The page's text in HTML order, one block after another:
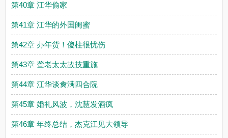
第40章 江华偷家
第41章 江华的外国闺蜜
第42章 办年货！傻柱很忧伤
第43章 聋老太太故技重施
第44章 江华谈禽满四合院
第45章 婚礼风波，沈慧发酒疯
第46章 年终总结，杰克江见大领导